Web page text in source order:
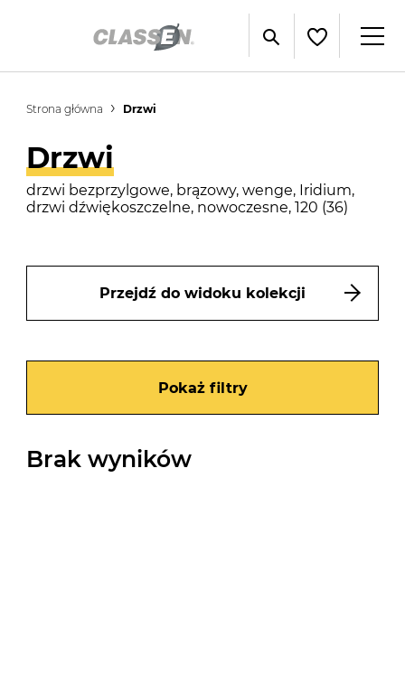
Strona główna Drzwi
Drzwi
drzwi bezprzylgowe, brązowy, wenge, Iridium,
drzwi dźwiękoszczelne, nowoczesne, 120 (36)
Przejdź do widoku kolekcji
Pokaż filtry
Brak wyników